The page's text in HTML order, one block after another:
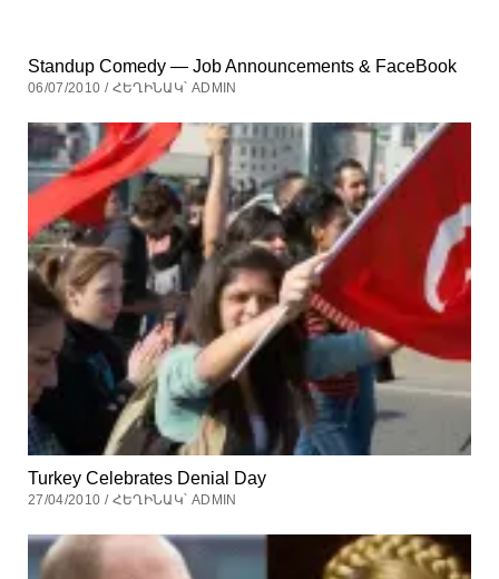
Standup Comedy — Job Announcements & FaceBook
06/07/2010 / ՀԵՂԻՆԱԿ՝ ADMIN
Turkey Celebrates Denial Day
27/04/2010 / ՀԵՂԻՆԱԿ՝ ADMIN